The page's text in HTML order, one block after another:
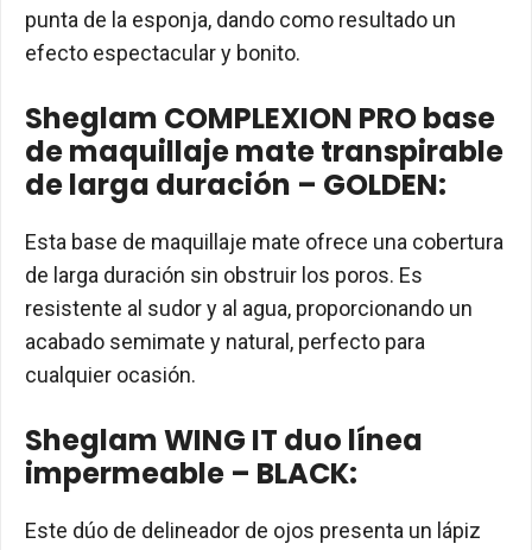
punta de la esponja, dando como resultado un
efecto espectacular y bonito.
Sheglam COMPLEXION PRO base
de maquillaje mate transpirable
de larga duración – GOLDEN:
Esta base de maquillaje mate ofrece una cobertura
de larga duración sin obstruir los poros. Es
resistente al sudor y al agua, proporcionando un
acabado semimate y natural, perfecto para
cualquier ocasión.
Sheglam WING IT duo línea
impermeable – BLACK:
Este dúo de delineador de ojos presenta un lápiz